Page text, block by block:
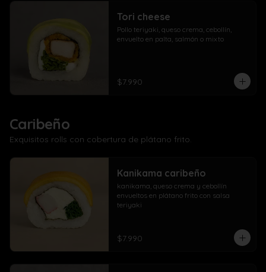
Tori cheese
Pollo teriyaki, queso crema, cebollín,
envuelto en palta, salmón o mixto
$7.990
Caribeño
Exquisitos rolls con cobertura de plátano frito.
Kanikama caribeño
kanikama, queso crema y cebollín
envueltos en plátano frito con salsa
teriyaki
$7.990